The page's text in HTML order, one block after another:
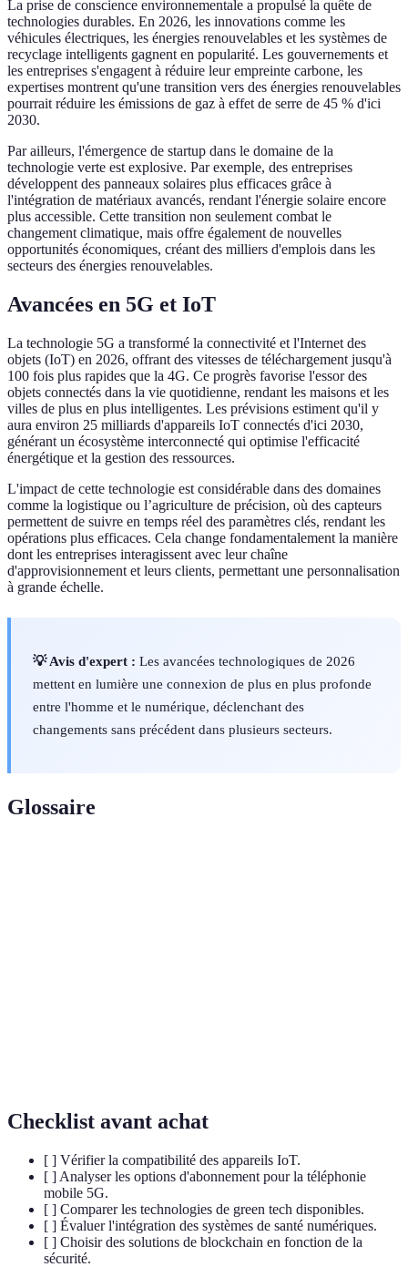
La prise de conscience environnementale a propulsé la quête de
technologies durables. En 2026, les innovations comme les
véhicules électriques, les énergies renouvelables et les systèmes de
recyclage intelligents gagnent en popularité. Les gouvernements et
les entreprises s'engagent à réduire leur empreinte carbone, les
expertises montrent qu'une transition vers des énergies renouvelables
pourrait réduire les émissions de gaz à effet de serre de 45 % d'ici
2030.
Par ailleurs, l'émergence de startup dans le domaine de la
technologie verte est explosive. Par exemple, des entreprises
développent des panneaux solaires plus efficaces grâce à
l'intégration de matériaux avancés, rendant l'énergie solaire encore
plus accessible. Cette transition non seulement combat le
changement climatique, mais offre également de nouvelles
opportunités économiques, créant des milliers d'emplois dans les
secteurs des énergies renouvelables.
Avancées en 5G et IoT
La technologie 5G a transformé la connectivité et l'Internet des
objets (IoT) en 2026, offrant des vitesses de téléchargement jusqu'à
100 fois plus rapides que la 4G. Ce progrès favorise l'essor des
objets connectés dans la vie quotidienne, rendant les maisons et les
villes de plus en plus intelligentes. Les prévisions estiment qu'il y
aura environ 25 milliards d'appareils IoT connectés d'ici 2030,
générant un écosystème interconnecté qui optimise l'efficacité
énergétique et la gestion des ressources.
L'impact de cette technologie est considérable dans des domaines
comme la logistique ou l’agriculture de précision, où des capteurs
permettent de suivre en temps réel des paramètres clés, rendant les
opérations plus efficaces. Cela change fondamentalement la manière
dont les entreprises interagissent avec leur chaîne
d'approvisionnement et leurs clients, permettant une personnalisation
à grande échelle.
💡 Avis d'expert : Les avancées technologiques de 2026
mettent en lumière une connexion de plus en plus profonde
entre l'homme et le numérique, déclenchant des
changements sans précédent dans plusieurs secteurs.
Glossaire
Checklist avant achat
[ ] Vérifier la compatibilité des appareils IoT.
[ ] Analyser les options d'abonnement pour la téléphonie
mobile 5G.
[ ] Comparer les technologies de green tech disponibles.
[ ] Évaluer l'intégration des systèmes de santé numériques.
[ ] Choisir des solutions de blockchain en fonction de la
sécurité.